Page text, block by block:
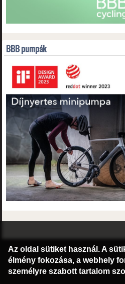
BBB pumpák
©2016 Radburg Kft.
Az oldal sütiket használ. A
élmény fokozása, a webhely
személyre szabott tartalom